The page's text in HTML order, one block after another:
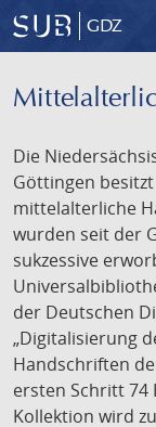
GDZ
Die
Göttingen
mittelalterliche
wurden seit der
sukzessive
der Deutschen
„Digitalisierung
Handschriften
ersten Schritt
Kollektion wird